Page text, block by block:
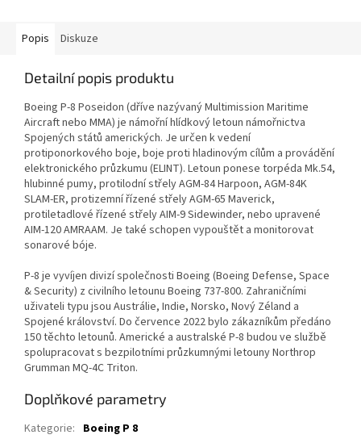
Popis Diskuze
Detailní popis produktu
Boeing P-8 Poseidon (dříve nazývaný Multimission Maritime
Aircraft nebo MMA) je námořní hlídkový letoun námořnictva
Spojených států amerických. Je určen k vedení
protiponorkového boje, boje proti hladinovým cílům a provádění
elektronického průzkumu (ELINT). Letoun ponese torpéda Mk.54,
hlubinné pumy, protilodní střely AGM-84 Harpoon, AGM-84K
SLAM-ER, protizemní řízené střely AGM-65 Maverick,
protiletadlové řízené střely AIM-9 Sidewinder, nebo upravené
AIM-120 AMRAAM. Je také schopen vypouštět a monitorovat
sonarové bóje.
P-8 je vyvíjen divizí společnosti Boeing (Boeing Defense, Space
& Security) z civilního letounu Boeing 737-800. Zahraničními
uživateli typu jsou Austrálie, Indie, Norsko, Nový Zéland a
Spojené království. Do července 2022 bylo zákazníkům předáno
150 těchto letounů. Americké a australské P-8 budou ve službě
spolupracovat s bezpilotními průzkumnými letouny Northrop
Grumman MQ-4C Triton.
Doplňkové parametry
Kategorie: Boeing P 8